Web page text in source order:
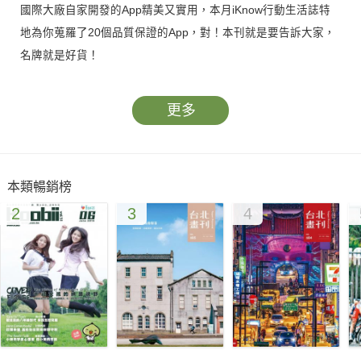
國際大廠自家開發的App精美又實用，本月iKnow行動生活誌特
地為你蒐羅了20個品質保證的App，對！本刊就是要告訴大家，
名牌就是好貨！
更多
本類暢銷榜
2 3 4